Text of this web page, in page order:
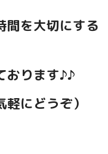
間を大切にする
おります♪♪
にどうぞ）